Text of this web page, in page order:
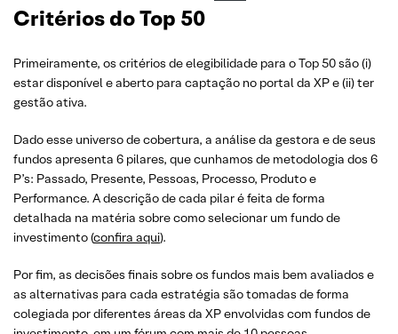
Critérios do Top 50
Primeiramente, os critérios de elegibilidade para o Top 50 são (i)
estar disponível e aberto para captação no portal da XP e (ii) ter
gestão ativa.
Dado esse universo de cobertura, a análise da gestora e de seus
fundos apresenta 6 pilares, que cunhamos de metodologia dos 6
P’s: Passado, Presente, Pessoas, Processo, Produto e
Performance. A descrição de cada pilar é feita de forma
detalhada na matéria sobre como selecionar um fundo de
investimento (confira aqui).
Por fim, as decisões finais sobre os fundos mais bem avaliados e
as alternativas para cada estratégia são tomadas de forma
colegiada por diferentes áreas da XP envolvidas com fundos de